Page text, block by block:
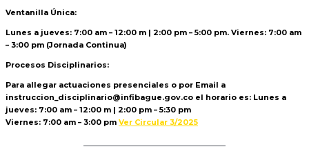
Ventanilla Única:
Lunes a jueves: 7:00 am – 12:00 m | 2:00 pm – 5:00 pm. Viernes: 7:00 am
– 3:00 pm (Jornada Continua)
Procesos Disciplinarios:
Para allegar actuaciones presenciales o por Email a
instruccion_disciplinario@infibague.gov.co el horario es: Lunes a
jueves: 7:00 am – 12:00 m | 2:00 pm – 5:30 pm
Viernes: 7:00 am – 3:00 pm Ver Circular 3/2025